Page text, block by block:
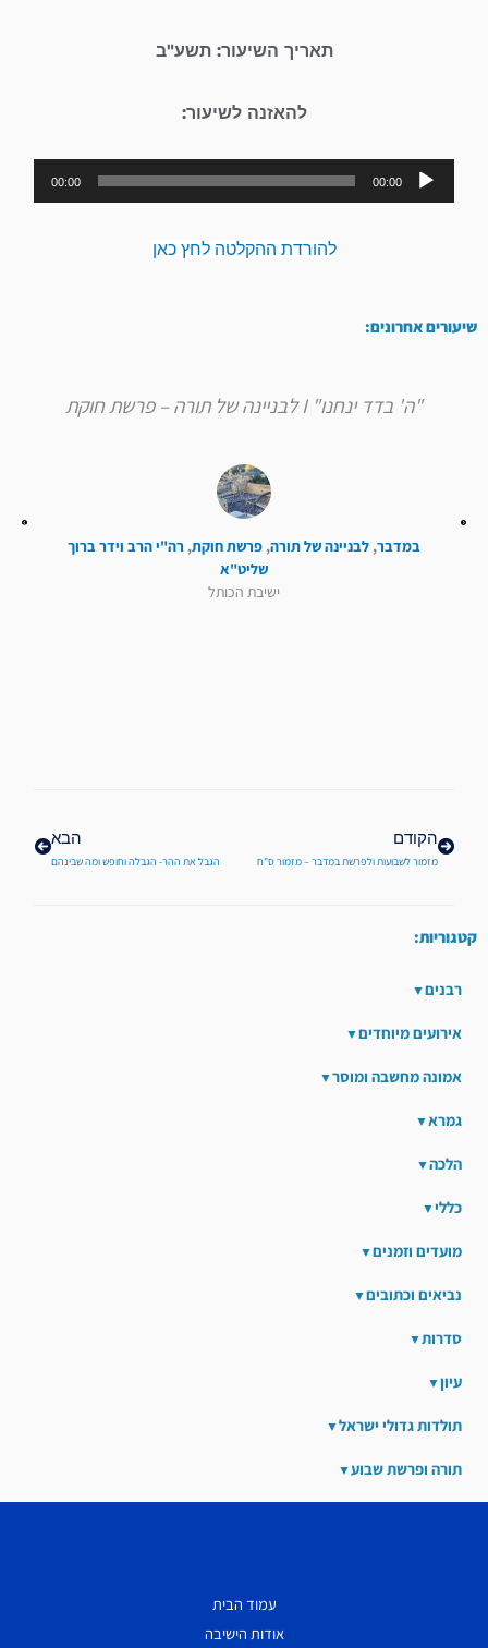
תאריך השיעור: תשע"ב
להאזנה לשיעור:
נגן
אודיו
00:00
00:00
להורדת ההקלטה לחץ כאן
שיעורים אחרונים:
"ה' בדד ינחנו" I לבניינה של תורה – פרשת חוקת
במדבר, לבניינה של תורה, פרשת חוקת, רה"י הרב וידר ברוך
שליט"א
ישיבת הכותל
הקודם
מזמור לשבועות ולפרשת במדבר – מזמור ס"ח
הבא
הגבל את ההר- הגבלה וחופש ומה שבינהם
קטגוריות:
רבנים
אירועים מיוחדים
אמונה מחשבה ומוסר
גמרא
הלכה
כללי
מועדים וזמנים
נביאים וכתובים
סדרות
עיון
תולדות גדולי ישראל
תורה ופרשת שבוע
עמוד הבית
אודות הישיבה